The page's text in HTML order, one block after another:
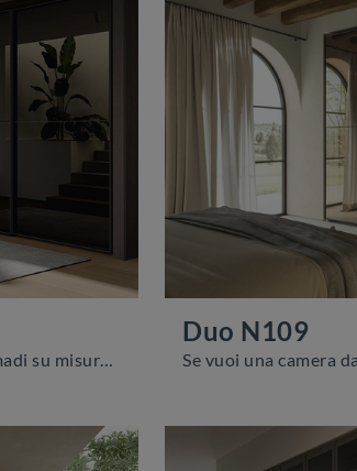
Se sei alla ricerca di armadi su misura con ante scorrevoli, clicca e scopri l'armadio Duo U109 di Colombini Casa in vetro.
Duo N109